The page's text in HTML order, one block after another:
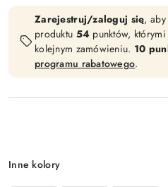
Zarejestruj/zaloguj się,
produktu 54 punktów,
kolejnym zamówieniu. 10
programu rabatowego.
Wariant
Inne kolory